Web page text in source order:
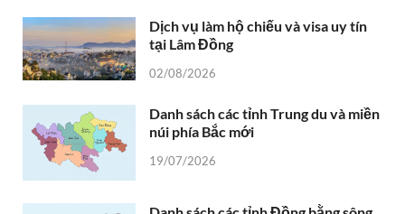
Dịch vụ làm hộ chiếu và visa uy tín
tại Lâm Đồng
02/08/2026
Danh sách các tỉnh Trung du và miền
núi phía Bắc mới
19/07/2026